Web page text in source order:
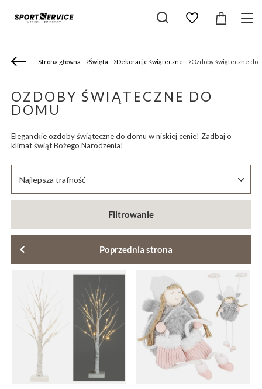
Strona główna Święta Dekoracje świąteczne Ozdoby świąteczne do
OZDOBY ŚWIĄTECZNE DO
DOMU
Eleganckie ozdoby świąteczne do domu w niskiej cenie! Zadbaj o
klimat świąt Bożego Narodzenia!
Zmień sortowanie
Najlepsza trafność
Filtrowanie
Poprzednia strona